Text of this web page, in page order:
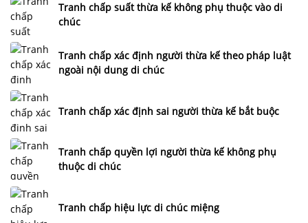
Tranh chấp suất thừa kế không phụ thuộc vào di
chúc
Tranh chấp xác định người thừa kế theo pháp luật
ngoài nội dung di chúc
Tranh chấp xác định sai người thừa kế bắt buộc
Tranh chấp quyền lợi người thừa kế không phụ
thuộc di chúc
Tranh chấp hiệu lực di chúc miệng